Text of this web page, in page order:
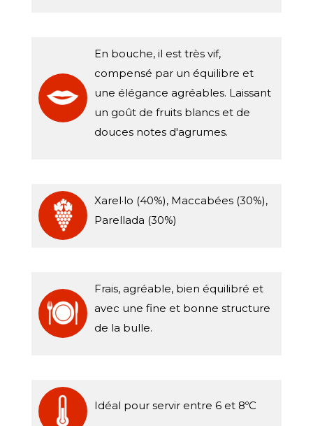
En bouche, il est très vif,
compensé par un équilibre et
une élégance agréables. Laissant
un goût de fruits blancs et de
douces notes d'agrumes.
Xarel·lo (40%), Maccabées (30%),
Parellada (30%)
Frais, agréable, bien équilibré et
avec une fine et bonne structure
de la bulle.
Idéal pour servir entre 6 et 8ºC